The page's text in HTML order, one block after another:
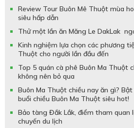
Review Tour Buôn Mê Thuột mùa
siêu hấp dẫn
Thử một lần ăn Măng Le DakLak
Kinh nghiệm lựa chọn các phương
Thuột cho người lần đầu đến
Top 5 quán cà phê Buôn Ma Thuột
không nên bỏ qua
Buôn Ma Thuột chiều nay ăn gì?
buổi chiều Buôn Ma Thuột siêu hot!
Bảo tàng Đắk Lắk, điểm tham quan
chuyến du lịch